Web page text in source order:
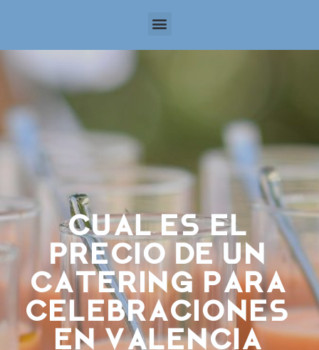
Cual es el
precio de un
catering para
celebraciones
en Valencia